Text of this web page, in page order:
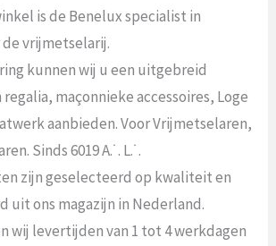
is de Benelux specialist in
vrijmetselarij.
kunnen wij u een uitgebreid
maçonnieke accessoires, Loge
aanbieden. Voor Vrijmetselaren,
Sinds 6019 A.˙. L.˙.
zijn geselecteerd op kwaliteit en
uit ons magazijn in Nederland.
wij levertijden van 1 tot 4 werkdagen